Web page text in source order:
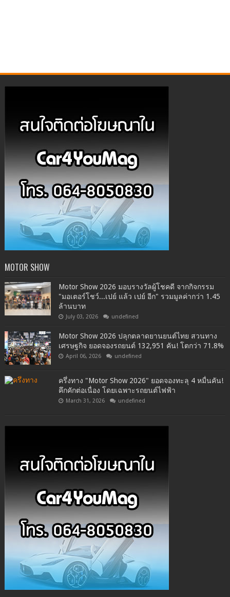
MOTOR SHOW
Motor Show 2026 มอบรางวัลผู้โชคดี จากกิจกรรม
"มอเตอร์โชว์...เปย์ แล้ว เปย์ อีก" รวมมูลค่ากว่า 1.45
ล้านบาท
July 03, 2026 undefined
Motor Show 2026 ปลุกตลาดยานยนต์ไทย สวนทาง
เศรษฐกิจ ยอดจองรถยนต์ 132,951 คัน! โตกว่า 71.8%
April 06, 2026 undefined
ครึ่งทาง "Motor Show 2026" ยอดจองทะลุ 4 หมื่นคัน!
คึกคักต่อเนื่อง โดยเฉพาะรถยนต์ไฟฟ้า
March 31, 2026 undefined